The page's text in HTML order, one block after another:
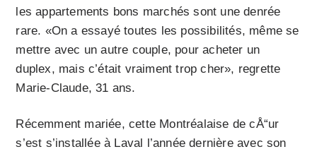
les appartements bons marchés sont une denrée
rare. «On a essayé toutes les possibilités, même se
mettre avec un autre couple, pour acheter un
duplex, mais c’était vraiment trop cher», regrette
Marie-Claude, 31 ans.
Récemment mariée, cette Montréalaise de cÅ“ur
s’est s’installée à Laval l’année dernière avec son